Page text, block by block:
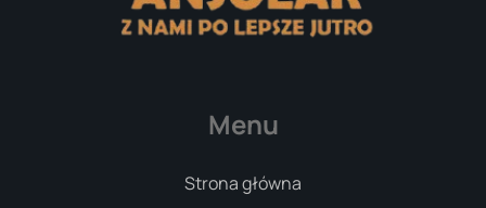
Menu
Strona główna